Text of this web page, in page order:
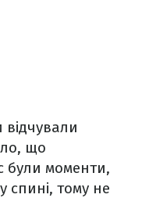
що
були моменти,
спині, тому не